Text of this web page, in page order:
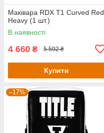
Маківара RDX T1 Curved Red
Heavy (1 шт.)
В наявності
4 660 ₴ 5 592 ₴
Купити
–17%